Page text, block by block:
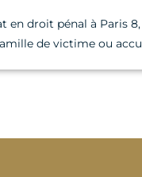
en droit pénal à Paris
de victime ou